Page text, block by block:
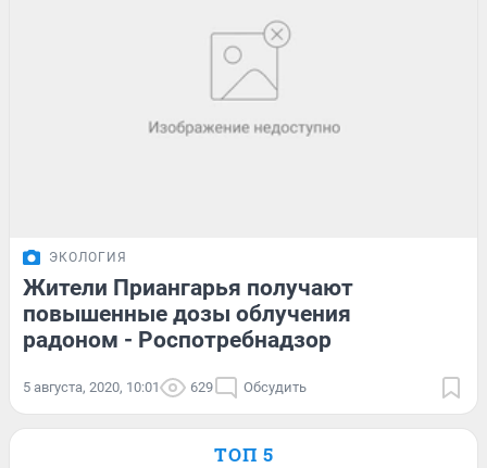
ЭКОЛОГИЯ
Жители Приангарья получают
повышенные дозы облучения
радоном - Роспотребнадзор
5 августа, 2020, 10:01 629 Обсудить
ТОП 5